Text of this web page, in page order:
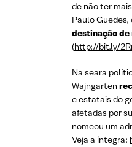
de não ter
Paulo
destinação de
(http://bit.ly/
Na seara
Wajngarten
e estatais do
afetadas por
nomeou um
Veja a íntegra: